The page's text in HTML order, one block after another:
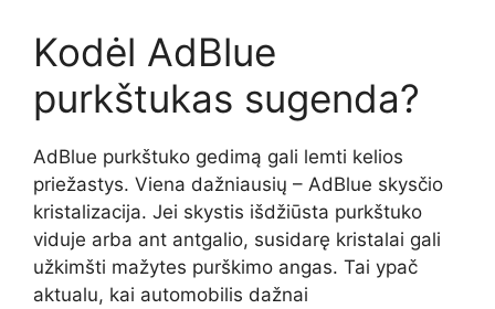
Kodėl AdBlue
purkštukas sugenda?
AdBlue purkštuko gedimą gali lemti kelios
priežastys. Viena dažniausių – AdBlue skysčio
kristalizacija. Jei skystis išdžiūsta purkštuko
viduje arba ant antgalio, susidarę kristalai gali
užkimšti mažytes purškimo angas. Tai ypač
aktualu, kai automobilis dažnai